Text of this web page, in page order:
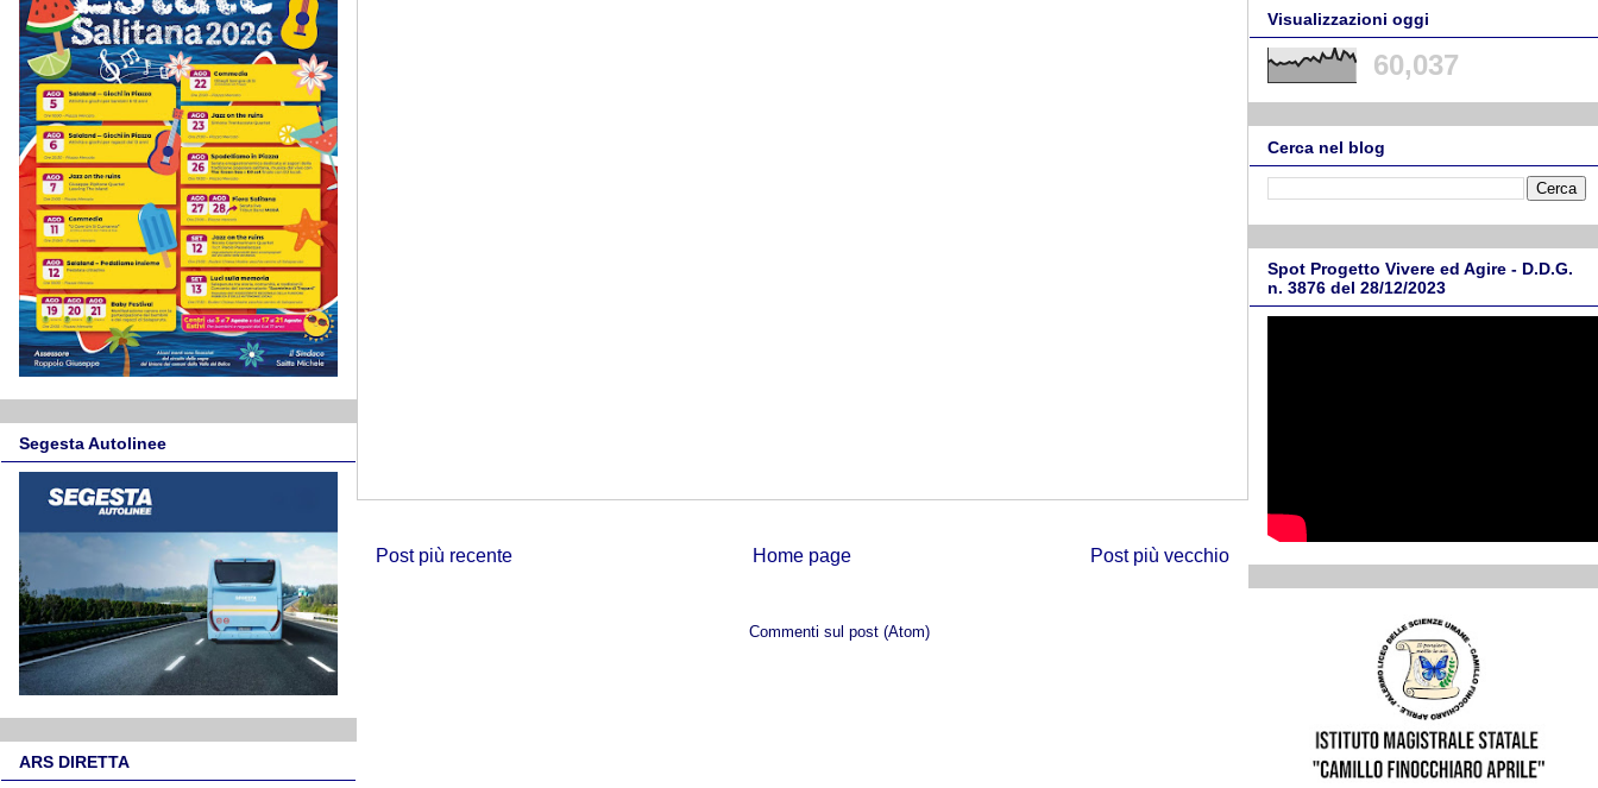
Post più recente Post più vecchio
Home page
Commenti sul post (Atom)
Segesta Autolinee
ARS DIRETTA
Visualizzazioni oggi
60,037
Cerca nel blog
Spot Progetto Vivere ed Agire - D.D.G.
n. 3876 del 28/12/2023